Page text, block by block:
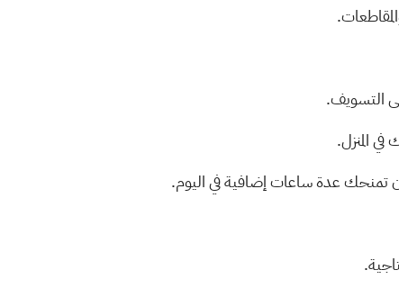
.
التسويف.
المنزل.
تمنحك عدة ساعات إضافية في اليوم.
.